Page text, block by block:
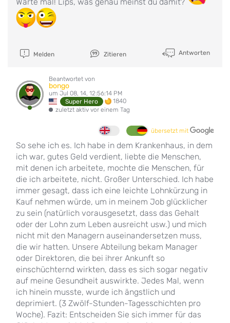
Melden Zitieren Antworten
Beantwortet von
bongo
um Jul 08, 14, 12:56:14 PM
Super Hero
1840
zuletzt aktiv vor einem Tag
übersetzt mit
So sehe ich es. Ich habe in dem Krankenhaus, in dem
ich war, gutes Geld verdient, liebte die Menschen,
mit denen ich arbeitete, mochte die Menschen, für
die ich arbeitete, nicht. Großer Unterschied. Ich habe
immer gesagt, dass ich eine leichte Lohnkürzung in
Kauf nehmen würde, um in meinem Job glücklicher
zu sein (natürlich vorausgesetzt, dass das Gehalt
oder der Lohn zum Leben ausreicht usw.) und mich
nicht mit den Managern auseinandersetzen muss,
die wir hatten. Unsere Abteilung bekam Manager
oder Direktoren, die bei ihrer Ankunft so
einschüchternd wirkten, dass es sich sogar negativ
auf meine Gesundheit auswirkte. Jedes Mal, wenn
ich hinein musste, wurde ich ängstlich und
deprimiert. (3 Zwölf-Stunden-Tagesschichten pro
Woche). Fazit: Entscheiden Sie sich immer für das